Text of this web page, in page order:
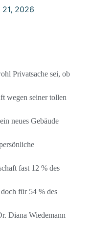
21, 2026
Privatsache sei, ob
wegen seiner tollen
neues Gebäude
fast 12 % des
für 54 % des
Diana Wiedemann